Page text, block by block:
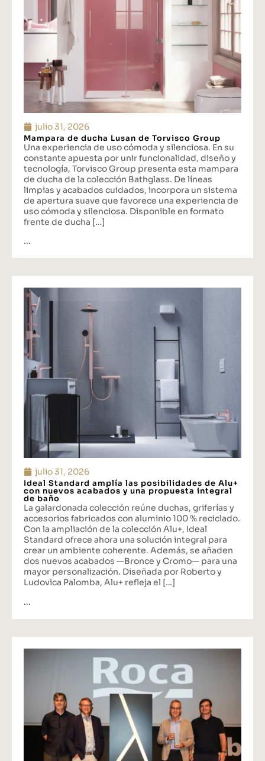
julio 31, 2026
Mampara de ducha Lusan de Torvisco Group
Una experiencia de uso cómoda y silenciosa. En su
constante apuesta por unir funcionalidad, diseño y
tecnología, Torvisco Group presenta esta mampara
de ducha de la colección Bathglass. De líneas
limpias y acabados cuidados, incorpora un sistema
de apertura suave que favorece una experiencia de
uso cómoda y silenciosa. Disponible en formato
frente de ducha […]
...
julio 31, 2026
Ideal Standard amplía las posibilidades de Alu+
con nuevos acabados y una propuesta integral
de baño
La galardonada colección reúne duchas, griferías y
accesorios fabricados con aluminio 100 % reciclado.
Con la ampliación de la colección Alu+, Ideal
Standard ofrece ahora una solución integral para
crear un ambiente coherente. Además, se añaden
dos nuevos acabados —Bronce y Cromo— para una
mayor personalización. Diseñada por Roberto y
Ludovica Palomba, Alu+ refleja el […]
...